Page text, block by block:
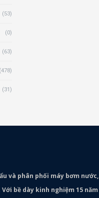
(53)
(0)
(63)
(478)
(31)
và phân phối máy bơm nước,
bề dày kinh nghiệm 15 năm